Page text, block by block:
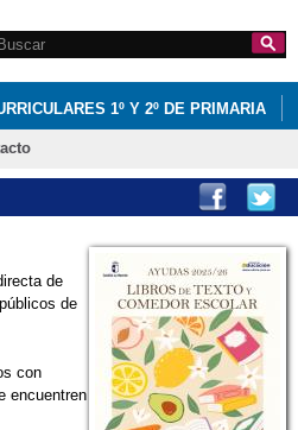
de
this site
1º Y 2º DE PRIMARIA
INFANTIL
de
de
con
encuentren